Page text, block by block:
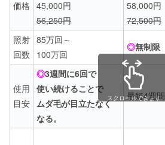
価格 45,000円
56,250円
58,000円
72,500円
照射
回数
85万回～
100万回
◎無制限
使用
目安
◎3週間に6回で
使い続けることで
ムダ毛が目立たなく
なる。
最短4週間
スクロールできます